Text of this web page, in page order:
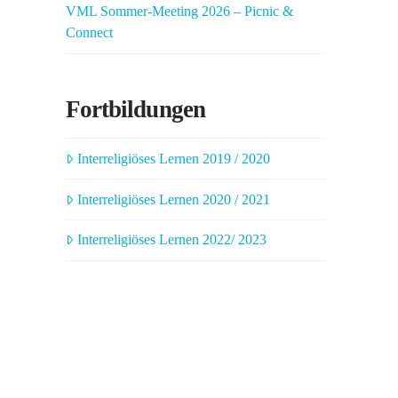
VML Sommer-Meeting 2026 – Picnic &
Connect
Fortbildungen
Interreligiöses Lernen 2019 / 2020
Interreligiöses Lernen 2020 / 2021
Interreligiöses Lernen 2022/ 2023